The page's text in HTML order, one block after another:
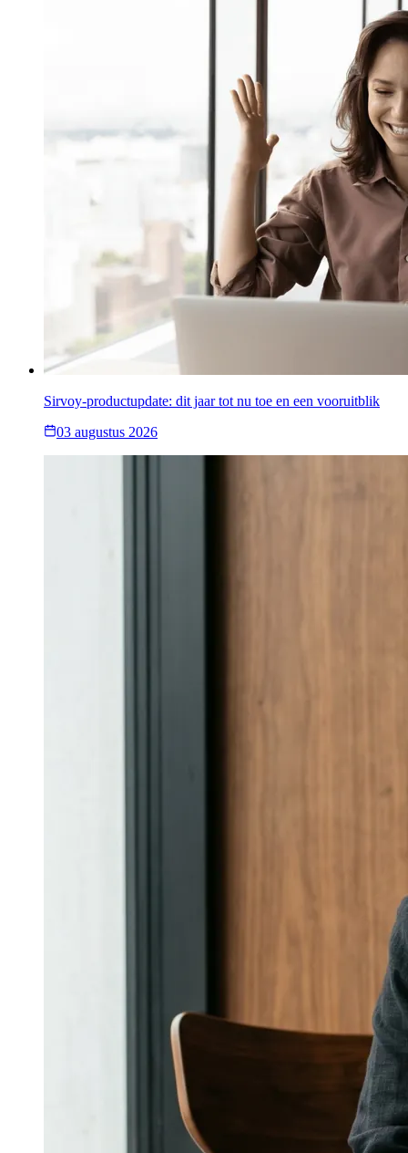
Sirvoy-productupdate: dit jaar tot nu toe en een vooruitblik
03 augustus 2026